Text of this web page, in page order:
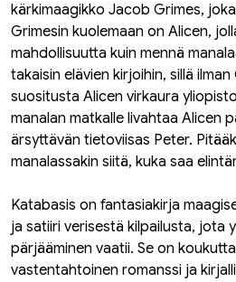
kärkimaagikko Jacob Grimes,
Grimesin kuolemaan on Alicen,
mahdollisuutta kuin mennä
takaisin elävien kirjoihin, sillä
suositusta Alicen virkaura
manalan matkalle livahtaa Alicen
ärsyttävän tietoviisas Peter.
manalassakin siitä, kuka saa
Katabasis on fantasiakirja
ja satiiri verisestä kilpailusta, jota
pärjääminen vaatii. Se on
vastentahtoinen romanssi ja